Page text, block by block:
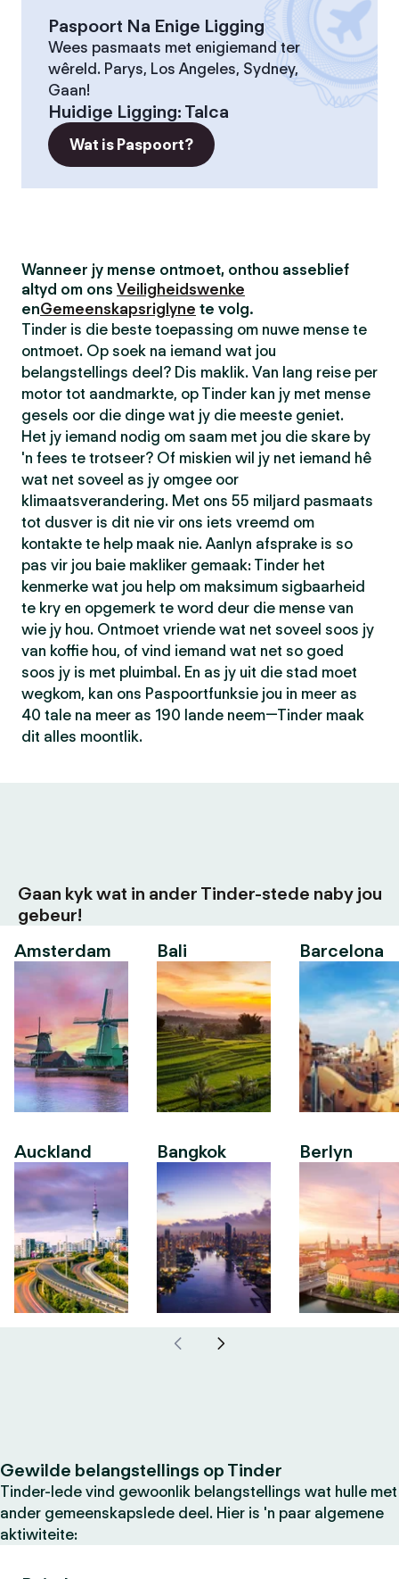
Paspoort Na Enige Ligging
Wees pasmaats met enigiemand ter
wêreld. Parys, Los Angeles, Sydney,
Gaan!
Huidige Ligging: Talca
Wat is Paspoort?
Wanneer jy mense ontmoet, onthou asseblief
altyd om ons Veiligheidswenke
enGemeenskapsriglyne te volg.
Tinder is die beste toepassing om nuwe mense te
ontmoet. Op soek na iemand wat jou
belangstellings deel? Dis maklik. Van lang reise per
motor tot aandmarkte, op Tinder kan jy met mense
gesels oor die dinge wat jy die meeste geniet.
Het jy iemand nodig om saam met jou die skare by
'n fees te trotseer? Of miskien wil jy net iemand hê
wat net soveel as jy omgee oor
klimaatsverandering. Met ons 55 miljard pasmaats
tot dusver is dit nie vir ons iets vreemd om
kontakte te help maak nie. Aanlyn afsprake is so
pas vir jou baie makliker gemaak: Tinder het
kenmerke wat jou help om maksimum sigbaarheid
te kry en opgemerk te word deur die mense van
wie jy hou. Ontmoet vriende wat net soveel soos jy
van koffie hou, of vind iemand wat net so goed
soos jy is met pluimbal. En as jy uit die stad moet
wegkom, kan ons Paspoortfunksie jou in meer as
40 tale na meer as 190 lande neem—Tinder maak
dit alles moontlik.
Gaan kyk wat in ander Tinder-stede naby jou
gebeur!
Amsterdam
Auckland
Bali
Bangkok
Barcelona
Berlyn
Gewilde belangstellings op Tinder
Tinder-lede vind gewoonlik belangstellings wat hulle met
ander gemeenskapslede deel. Hier is 'n paar algemene
aktiwiteite: